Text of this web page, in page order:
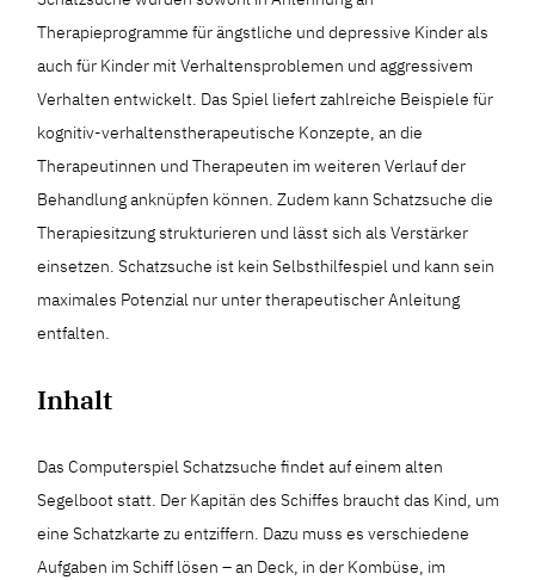
Therapieprogramme für ängstliche und depressive Kinder als
auch für Kinder mit Verhaltensproblemen und aggressivem
Verhalten entwickelt. Das Spiel liefert zahlreiche Beispiele für
kognitiv-verhaltenstherapeutische Konzepte, an die
Therapeutinnen und Therapeuten im weiteren Verlauf der
Behandlung anknüpfen können. Zudem kann Schatzsuche die
Therapiesitzung strukturieren und lässt sich als Verstärker
einsetzen. Schatzsuche ist kein Selbsthilfespiel und kann sein
maximales Potenzial nur unter therapeutischer Anleitung
entfalten.
Inhalt
Das Computerspiel Schatzsuche findet auf einem alten
Segelboot statt. Der Kapitän des Schiffes braucht das Kind, um
eine Schatzkarte zu entziffern. Dazu muss es verschiedene
Aufgaben im Schiff lösen – an Deck, in der Kombüse, im